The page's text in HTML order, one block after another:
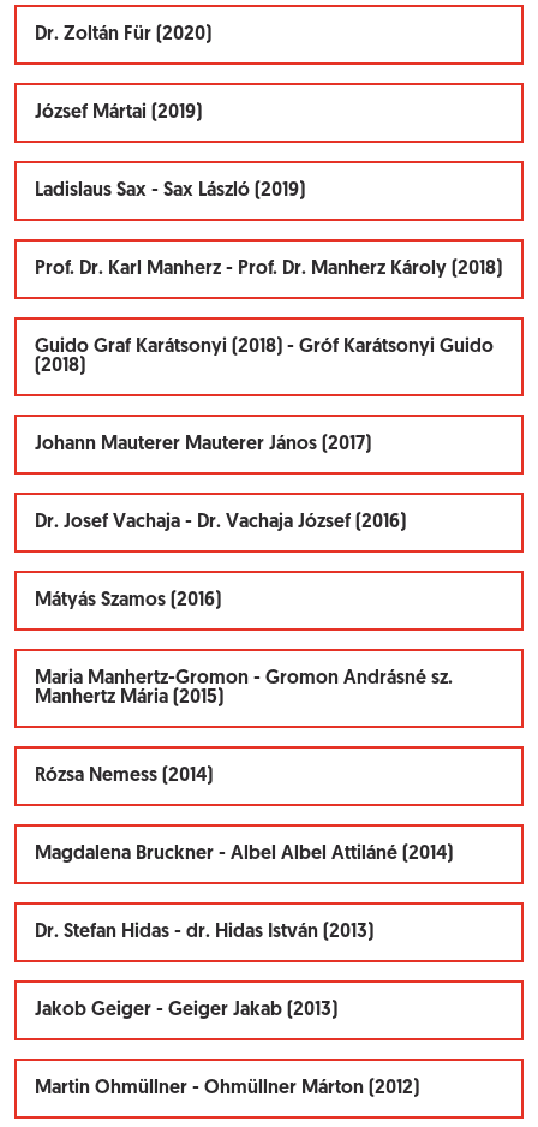
Dr. Zoltán Für (2020)
József Mártai (2019)
Ladislaus Sax - Sax László (2019)
Prof. Dr. Karl Manherz - Prof. Dr. Manherz Károly (2018)
Guido Graf Karátsonyi (2018) - Gróf Karátsonyi Guido
(2018)
Johann Mauterer Mauterer János (2017)
Dr. Josef Vachaja - Dr. Vachaja József (2016)
Mátyás Szamos (2016)
Maria Manhertz-Gromon - Gromon Andrásné sz.
Manhertz Mária (2015)
Rózsa Nemess (2014)
Magdalena Bruckner - Albel Albel Attiláné (2014)
Dr. Stefan Hidas - dr. Hidas István (2013)
Jakob Geiger - Geiger Jakab (2013)
Martin Ohmüllner - Ohmüllner Márton (2012)